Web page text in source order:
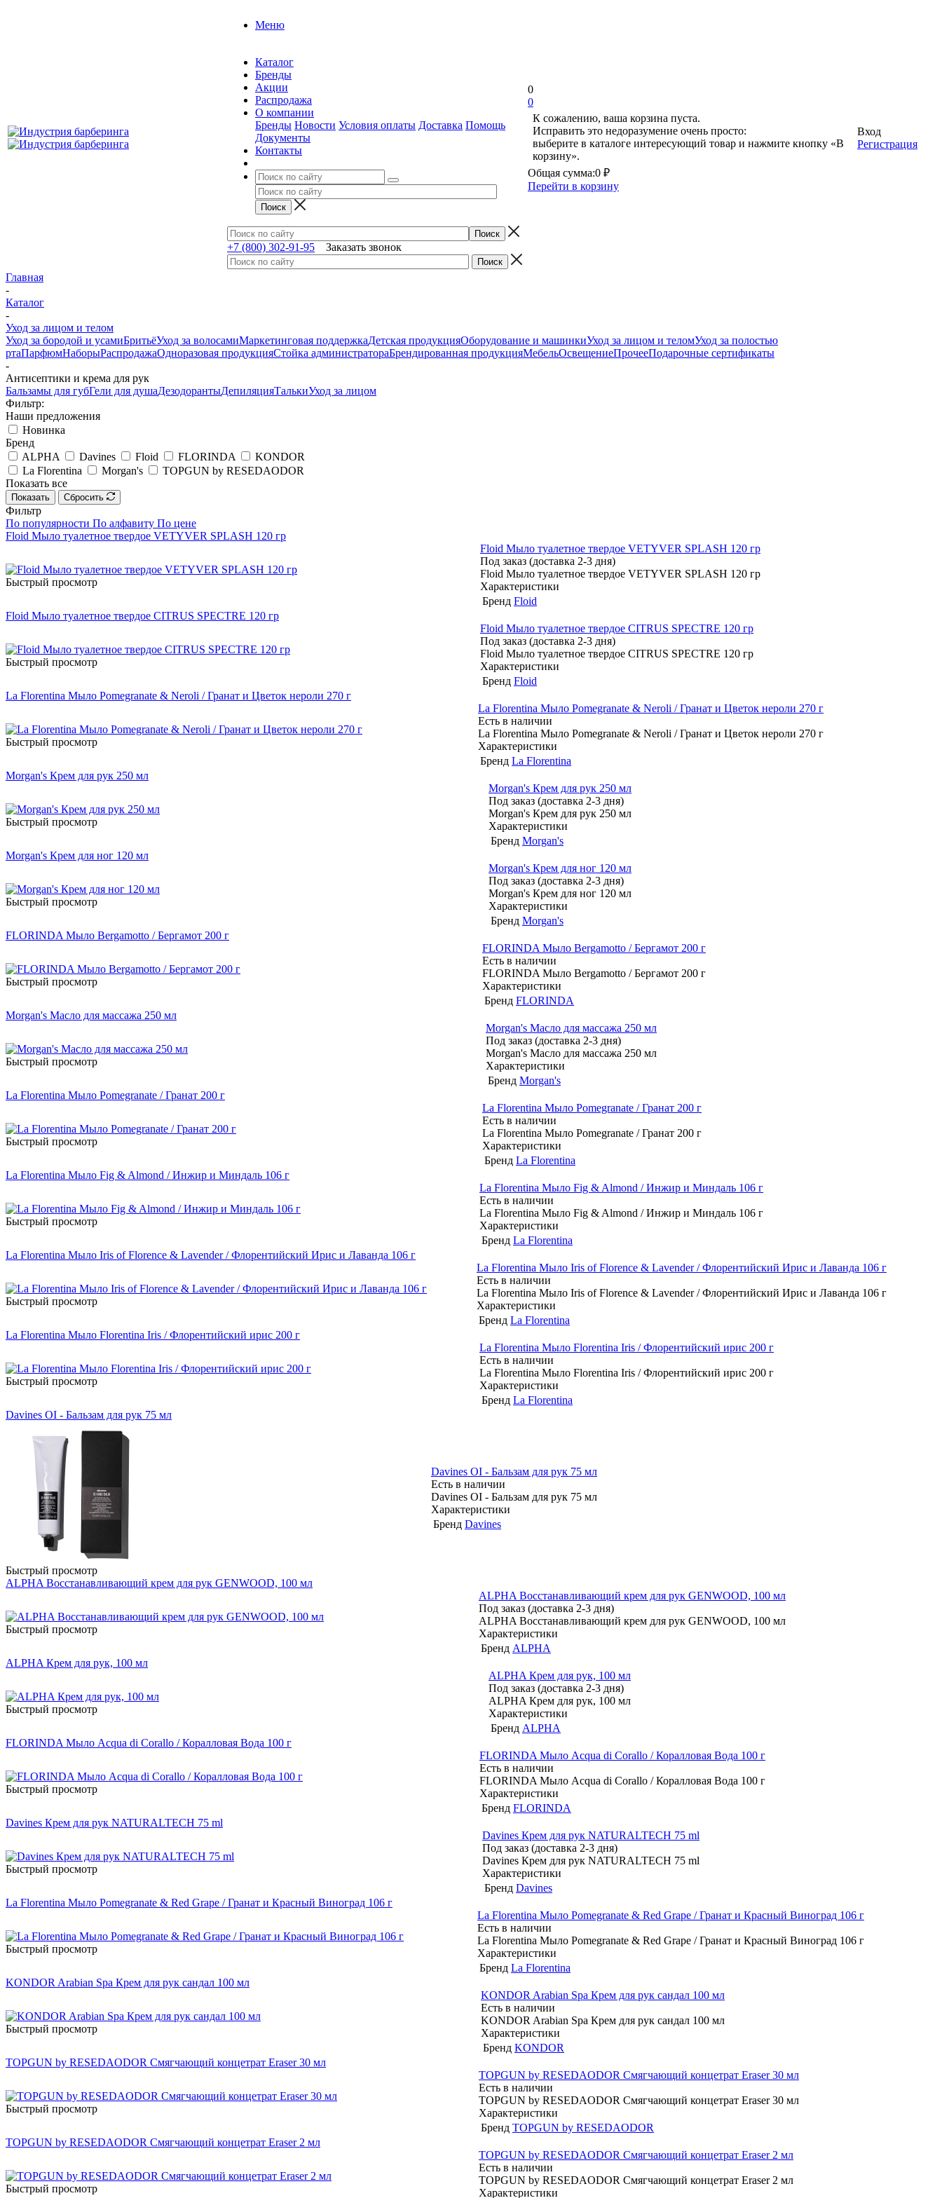
Меню
Каталог
Бренды
Акции
Распродажа
О компании
Бренды Новости Условия оплаты Доставка Помощь
Документы
Контакты
+7 (800) 302-91-95 Заказать звонок
0
0
К сожалению, ваша корзина пуста.
Исправить это недоразумение очень просто:
выберите в каталоге интересующий товар и нажмите кнопку «В
корзину».
Общая сумма:0 ₽
Перейти в корзину
Вход
Регистрация
Главная
-
Каталог
-
Уход за лицом и телом
Уход за бородой и усамиБритьёУход за волосамиМаркетинговая поддержкаДетская продукцияОборудование и машинкиУход за лицом и теломУход за полостью
ртаПарфюмНаборыРаспродажаОдноразовая продукцияСтойка администратораБрендированная продукцияМебельОсвещениеПрочееПодарочные сертификаты
-
Антисептики и крема для рук
Бальзамы для губГели для душаДезодорантыДeпиляцияТалькиУход за лицом
Фильтр:
Наши предложения
Новинка
Бренд
ALPHA
Davines Floid FLORINDA
KONDOR
La Florentina
Morgan's
TOPGUN by RESEDAODOR
Показать все
Показать Сбросить
Фильтр
По популярности По алфавиту По цене
Floid Мыло туалетное твердое VETYVER SPLASH 120 гр
Быстрый просмотр
Floid Мыло туалетное твердое VETYVER SPLASH 120 гр
Под заказ (доставка 2-3 дня)
Floid Мыло туалетное твердое VETYVER SPLASH 120 гр
Характеристики
Бренд Floid
Floid Мыло туалетное твердое CITRUS SPECTRE 120 гр
Быстрый просмотр
Floid Мыло туалетное твердое CITRUS SPECTRE 120 гр
Под заказ (доставка 2-3 дня)
Floid Мыло туалетное твердое CITRUS SPECTRE 120 гр
Характеристики
Бренд Floid
La Florentina Мыло Pomegranate & Neroli / Гранат и Цветок нероли 270 г
Быстрый просмотр
La Florentina Мыло Pomegranate & Neroli / Гранат и Цветок нероли 270 г
Есть в наличии
La Florentina Мыло Pomegranate & Neroli / Гранат и Цветок нероли 270 г
Характеристики
Бренд La Florentina
Morgan's Крем для рук 250 мл
Быстрый просмотр
Morgan's Крем для рук 250 мл
Под заказ (доставка 2-3 дня)
Morgan's Крем для рук 250 мл
Характеристики
Бренд Morgan's
Morgan's Крем для ног 120 мл
Быстрый просмотр
Morgan's Крем для ног 120 мл
Под заказ (доставка 2-3 дня)
Morgan's Крем для ног 120 мл
Характеристики
Бренд Morgan's
FLORINDA Мыло Bergamotto / Бергамот 200 г
Быстрый просмотр
FLORINDA Мыло Bergamotto / Бергамот 200 г
Есть в наличии
FLORINDA Мыло Bergamotto / Бергамот 200 г
Характеристики
Бренд FLORINDA
Morgan's Масло для массажа 250 мл
Быстрый просмотр
Morgan's Масло для массажа 250 мл
Под заказ (доставка 2-3 дня)
Morgan's Масло для массажа 250 мл
Характеристики
Бренд Morgan's
La Florentina Мыло Pomegranate / Гранат 200 г
Быстрый просмотр
La Florentina Мыло Pomegranate / Гранат 200 г
Есть в наличии
La Florentina Мыло Pomegranate / Гранат 200 г
Характеристики
Бренд La Florentina
La Florentina Мыло Fig & Almond / Инжир и Миндаль 106 г
Быстрый просмотр
La Florentina Мыло Fig & Almond / Инжир и Миндаль 106 г
Есть в наличии
La Florentina Мыло Fig & Almond / Инжир и Миндаль 106 г
Характеристики
Бренд La Florentina
La Florentina Мыло Iris of Florence & Lavender / Флорентийский Ирис и Лаванда 106 г
Быстрый просмотр
La Florentina Мыло Iris of Florence & Lavender / Флорентийский Ирис и Лаванда 106 г
Есть в наличии
La Florentina Мыло Iris of Florence & Lavender / Флорентийский Ирис и Лаванда 106 г
Характеристики
Бренд La Florentina
La Florentina Мыло Florentina Iris / Флорентийский ирис 200 г
Быстрый просмотр
La Florentina Мыло Florentina Iris / Флорентийский ирис 200 г
Есть в наличии
La Florentina Мыло Florentina Iris / Флорентийский ирис 200 г
Характеристики
Бренд La Florentina
Davines OI - Бальзам для рук 75 мл
Быстрый просмотр
Davines OI - Бальзам для рук 75 мл
Есть в наличии
Davines OI - Бальзам для рук 75 мл
Характеристики
Бренд Davines
ALPHA Восстанавливающий крем для рук GENWOOD, 100 мл
Быстрый просмотр
ALPHA Восстанавливающий крем для рук GENWOOD, 100 мл
Под заказ (доставка 2-3 дня)
ALPHA Восстанавливающий крем для рук GENWOOD, 100 мл
Характеристики
Бренд ALPHA
ALPHA Крем для рук, 100 мл
Быстрый просмотр
ALPHA Крем для рук, 100 мл
Под заказ (доставка 2-3 дня)
ALPHA Крем для рук, 100 мл
Характеристики
Бренд ALPHA
FLORINDA Мыло Acqua di Corallo / Коралловая Вода 100 г
Быстрый просмотр
FLORINDA Мыло Acqua di Corallo / Коралловая Вода 100 г
Есть в наличии
FLORINDA Мыло Acqua di Corallo / Коралловая Вода 100 г
Характеристики
Бренд FLORINDA
Davines Крем для рук NATURALTECH 75 ml
Быстрый просмотр
Davines Крем для рук NATURALTECH 75 ml
Под заказ (доставка 2-3 дня)
Davines Крем для рук NATURALTECH 75 ml
Характеристики
Бренд Davines
La Florentina Мыло Pomegranate & Red Grape / Гранат и Красный Виноград 106 г
Быстрый просмотр
La Florentina Мыло Pomegranate & Red Grape / Гранат и Красный Виноград 106 г
Есть в наличии
La Florentina Мыло Pomegranate & Red Grape / Гранат и Красный Виноград 106 г
Характеристики
Бренд La Florentina
KONDOR Arabian Spa Крем для рук сандал 100 мл
Быстрый просмотр
KONDOR Arabian Spa Крем для рук сандал 100 мл
Есть в наличии
KONDOR Arabian Spa Крем для рук сандал 100 мл
Характеристики
Бренд KONDOR
TOPGUN by RESEDAODOR Смягчающий концетрат Eraser 30 мл
Быстрый просмотр
TOPGUN by RESEDAODOR Смягчающий концетрат Eraser 30 мл
Есть в наличии
TOPGUN by RESEDAODOR Смягчающий концетрат Eraser 30 мл
Характеристики
Бренд TOPGUN by RESEDAODOR
TOPGUN by RESEDAODOR Смягчающий концетрат Eraser 2 мл
Быстрый просмотр
TOPGUN by RESEDAODOR Смягчающий концетрат Eraser 2 мл
Есть в наличии
TOPGUN by RESEDAODOR Смягчающий концетрат Eraser 2 мл
Характеристики